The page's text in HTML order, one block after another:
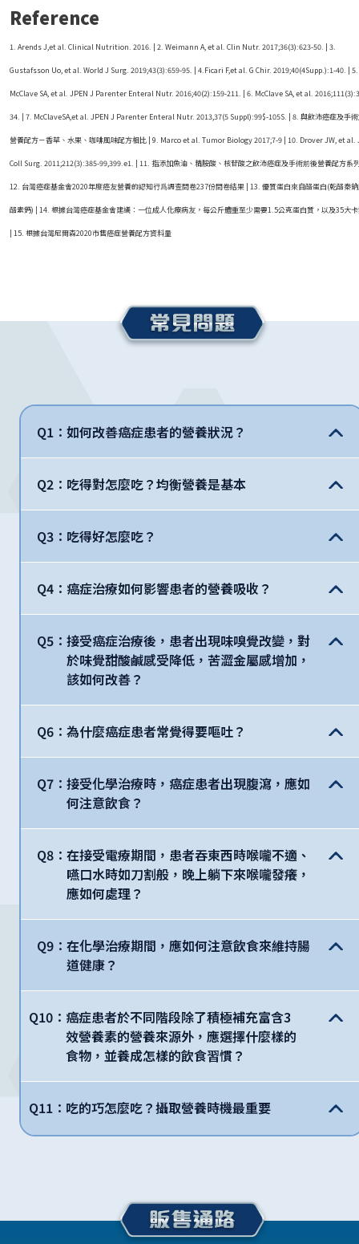
Reference
1. Arends J,et al. Clinical Nutrition. 2016. | 2. Weimann A, et al. Clin Nutr. 2017;36(3):623-50. | 3.
Gustafsson Uo, et al. World J Surg. 2019;43(3):659-95. | 4.Ficari F,et al. G Chir. 2019;40(4Supp.):1-40. | 5.
McClave SA, et al. JPEN J Parenter Enteral Nutr. 2016;40(2):159-211. | 6. McClave SA, et al.
34. | 7. McClaveSA,et al. JPEN J Parenter Enteral Nutr. 2013,37(5 Suppl):99$-105S. | 8. 與飲沛癌症及手
營養配方－香草、水果、咖啡風味配方相比 | 9. Marco et al. Tumor Biology 2017;7-9 | 10. Drover JW, et al.
Coll Surg. 2011;212(3):385-99,399.e1. | 11. 指添加魚油、精胺酸、核苷酸之飲沛癌症及手術前後營養配方系
12. 台灣癌症基金會2020年度癌友營養的認知行爲調查問卷237份問卷結果 | 13. 優質蛋白來自酪蛋白(乾酪秦
酪素鈣) | 14. 根據台灣癌症基金會建議：一位成人化療病友，每公斤體重至少需要1.5公克蛋白質，以及35大
| 15. 根據台灣尼爾森2020市售癌症營養配方資料量
Q1：如何改善癌症患者的營養狀況？
Q2：吃得對怎麼吃？均衡營養是基本
Q3：吃得好怎麼吃？
Q4：癌症治療如何影響患者的營養吸收？
Q5： 接受癌症治療後，患者出現味嗅覺改變，對
於味覺甜酸鹹感受降低，苦澀金屬感增加，
該如何改善？
Q6：為什麼癌症患者常覺得要嘔吐？
Q7： 接受化學治療時，癌症患者出現腹瀉，應如
何注意飲食？
Q8： 在接受電療期間，患者吞東西時喉嚨不適、
嚥口水時如刀割般，晚上躺下來喉嚨發癢，
應如何處理？
Q9： 在化學治療期間，應如何注意飲食來維持腸
道健康？
Q10： 癌症患者於不同階段除了積極補充富含3
效營養素的營養來源外，應選擇什麼樣的
食物，並養成怎樣的飲食習慣？
Q11： 吃的巧怎麼吃？攝取營養時機最重要